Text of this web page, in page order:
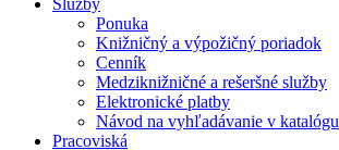
Služby
Ponuka
Knižničný a výpožičný poriadok
Cenník
Medziknižničné a rešeršné služby
Elektronické platby
Návod na vyhľadávanie v katalógu
Pracoviská